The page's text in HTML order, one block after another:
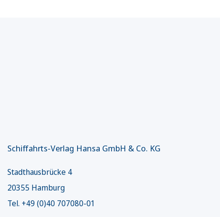
Schiffahrts-Verlag Hansa GmbH & Co. KG
Stadthausbrücke 4
20355 Hamburg
Tel. +49 (0)40 707080-01